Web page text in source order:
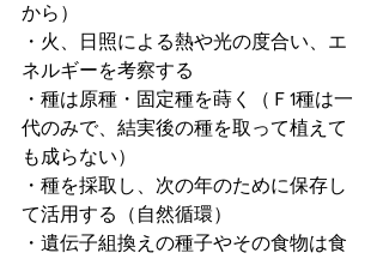
から）
・火、日照による熱や光の度合い、エ
ネルギーを考察する
・種は原種・固定種を蒔く（Ｆ1種は一
代のみで、結実後の種を取って植えて
も成らない）
・種を採取し、次の年のために保存し
て活用する（自然循環）
・遺伝子組換えの種子やその食物は食